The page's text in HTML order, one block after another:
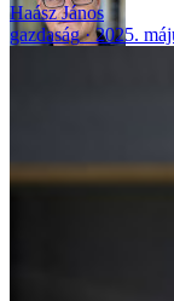
Haász János
gazdaság
2025.